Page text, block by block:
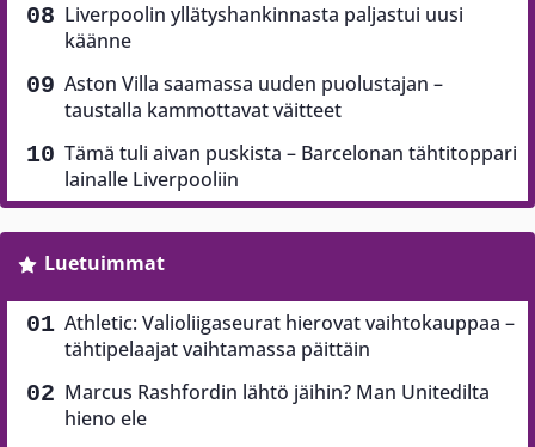
Liverpoolin yllätyshankinnasta paljastui uusi
käänne
Aston Villa saamassa uuden puolustajan –
taustalla kammottavat väitteet
Tämä tuli aivan puskista – Barcelonan tähtitoppari
lainalle Liverpooliin
Luetuimmat
Athletic: Valioliigaseurat hierovat vaihtokauppaa –
tähtipelaajat vaihtamassa päittäin
Marcus Rashfordin lähtö jäihin? Man Unitedilta
hieno ele